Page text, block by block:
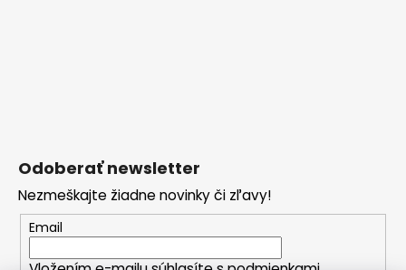
Odoberať newsletter
Nezmeškajte žiadne novinky či zľavy!
Email